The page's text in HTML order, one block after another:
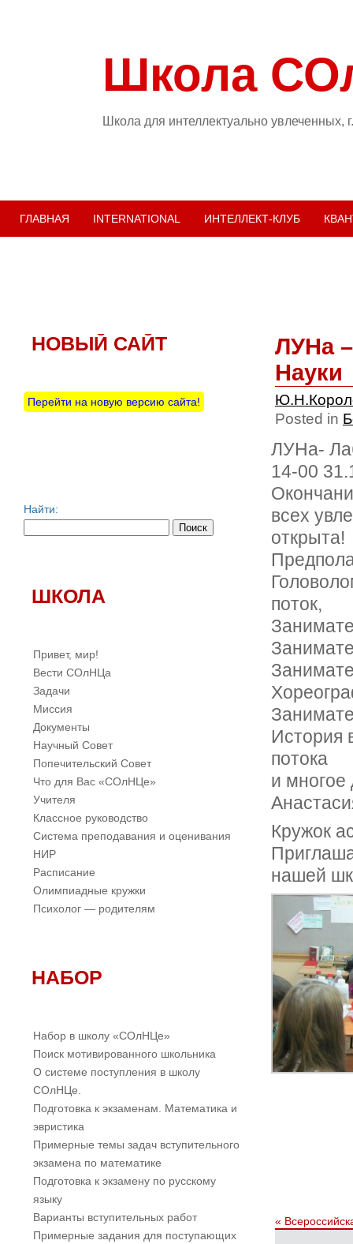
Школа
Школа для интеллектуально увлеченных,
ГЛАВНАЯ INTERNATIONAL ИНТЕЛЛЕКТ-КЛУБ
ЛУНа
Науки
Posted in
ЛУНа-
14-00
всех
открыта!
поток,
История
потока
и
Кружок
нашей
«
НОВЫЙ САЙТ
Перейти на новую версию сайта!
Найти:
ШКОЛА
Привет, мир!
Вести СОлНЦа
Задачи
Миссия
Документы
Научный Совет
Попечительский Совет
Что для Вас «СОлНЦе»
Учителя
Классное руководство
Система преподавания и оценивания
НИР
Расписание
Олимпиадные кружки
Психолог — родителям
НАБОР
Набор в школу «СОлНЦе»
Поиск мотивированного школьника
О системе поступления в школу
СОлНЦе.
Подготовка к экзаменам. Математика и
эвристика
Примерные темы задач вступительного
экзамена по математике
Подготовка к экзамену по русскому
языку
Варианты вступительных работ
Примерные задания для поступающих